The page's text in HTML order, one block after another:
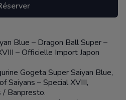
Blue – Dragon Ball Super –
– Officielle Import Japon
Gogeta Super Saiyan Blue,
Saiyans – Special XVIII,
/ Banpresto.